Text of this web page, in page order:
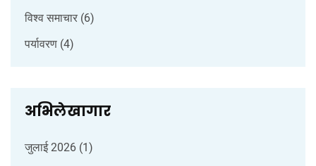
विश्व समाचार (6)
पर्यावरण (4)
अभिलेखागार
जुलाई 2026 (1)